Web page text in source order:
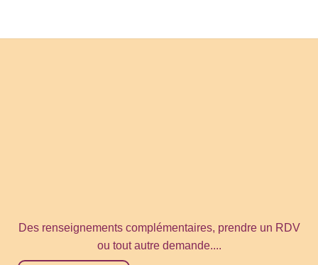
Des renseignements complémentaires, prendre un RDV
ou tout autre demande....